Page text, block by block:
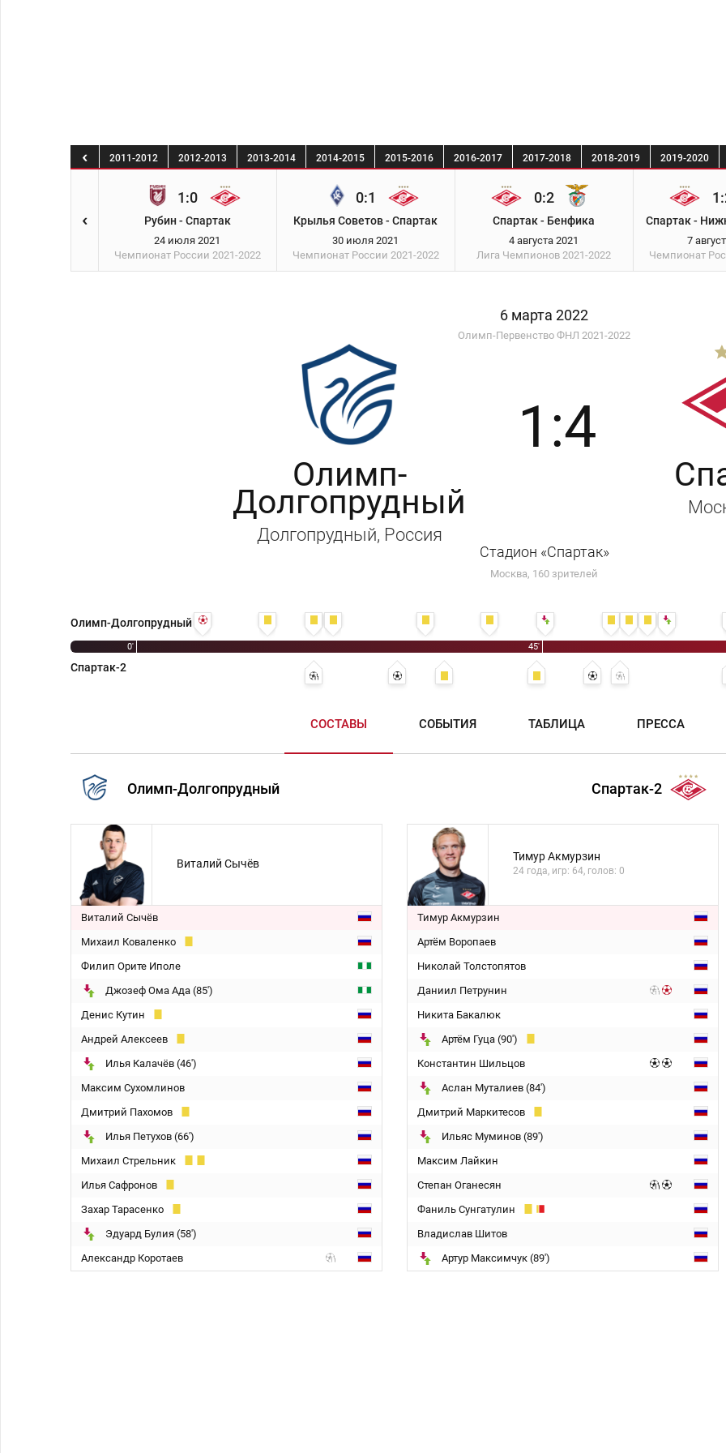
2010 2011-2012 2012-2013 2013-2014 2014-2015 2015-2016 2016-2017 2017-2018 2018-2019 2019-2020
1:0
Рубин - Спартак
24 июля 2021
Чемпионат России 2021-2022
0:1
Крылья Советов - Спартак
30 июля 2021
Чемпионат России 2021-2022
0:2
Спартак - Бенфика
4 августа 2021
Лига Чемпионов 2021-2022
Спартак -
7
Чемпионат
6 марта 2022
Олимп-Первенство ФНЛ 2021-2022
Олимп-
Долгопрудный
Долгопрудный, Россия
1:4
Стадион «Спартак»
Москва, 160 зрителей
0' 45'
Олимп-Долгопрудный
Спартак-2
40' Михаил Стрельник46' Андрей Алексеев - Илья Калачёв
53' Михаил Стрельник
55' Дмитрий Пахомов
56' Денис Кутин
58' Захар
21' 1:1 - Степан Оганесян 45' Дмитрий Маркитесов51' 1:3 - Константин Шильцов
СОСТАВЫ СОБЫТИЯ ТАБЛИЦА ПРЕССА
Олимп-Долгопрудный Спартак-2
Виталий Сычёв
Виталий Сычёв
Михаил Коваленко
Филип Орите Иполе
Джозеф Ома Ада (85')
Денис Кутин
Андрей Алексеев
Илья Калачёв (46')
Максим Сухомлинов
Дмитрий Пахомов
Илья Петухов (66')
Михаил Стрельник
Илья Сафронов
Захар Тарасенко
Эдуард Булия (58')
Александр Коротаев
Тимур Акмурзин
24 года, игр: 64, голов: 0
Тимур Акмурзин
Артём Воропаев
Николай Толстопятов
Даниил Петрунин
Никита Бакалюк
Артём Гуца (90')
Константин Шильцов
Аслан Муталиев (84')
Дмитрий Маркитесов
Ильяс Муминов (89')
Максим Лайкин
Степан Оганесян
Фаниль Сунгатулин
Владислав Шитов
Артур Максимчук (89')